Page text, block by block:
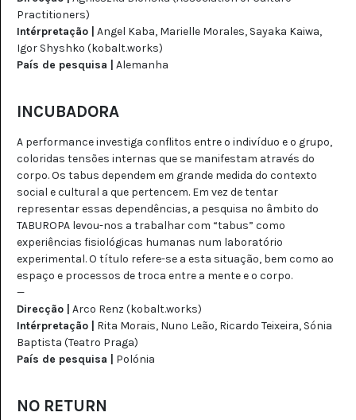
Practitioners)
Intérpretação |
Angel Kaba, Marielle Morales, Sayaka Kaiwa,
Igor Shyshko (kobalt.works)
País de pesquisa |
Alemanha
INCUBADORA
A performance investiga conflitos entre o indivíduo e o grupo,
coloridas tensões internas que se manifestam através do
corpo. Os tabus dependem em grande medida do contexto
social e cultural a que pertencem. Em vez de tentar
representar essas dependências, a pesquisa no âmbito do
TABUROPA levou-nos a trabalhar com “tabus” como
experiências fisiológicas humanas num laboratório
experimental. O título refere-se a esta situação, bem como ao
espaço e processos de troca entre a mente e o corpo.
—
Direcção |
Arco Renz (kobalt.works)
Intérpretação |
Rita Morais, Nuno Leão, Ricardo Teixeira, Sónia
Baptista (Teatro Praga)
País de pesquisa |
Polónia
NO RETURN